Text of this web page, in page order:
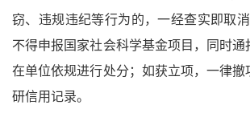
窃、违规违纪等行为的，一经查实即取
不得申报国家社会科学基金项目，同时
在单位依规进行处分；如获立项，一律撤
研信用记录。